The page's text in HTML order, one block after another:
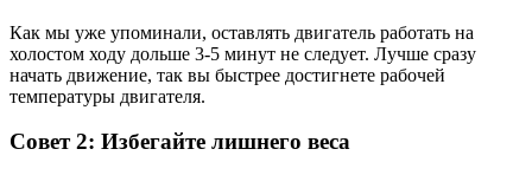
Как мы уже упоминали, оставлять двигатель работать на
холостом ходу дольше 3-5 минут не следует. Лучше сразу
начать движение, так вы быстрее достигнете рабочей
температуры двигателя.
Совет 2: Избегайте лишнего веса